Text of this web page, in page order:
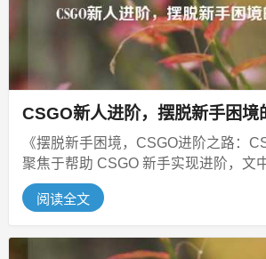
CSGO新人进阶，摆脱新手困境
《摆脱新手困境，CSGO进阶之路：
聚焦于帮助 CSGO 新手实现进阶，文
体技巧，助力玩家摆脱...
阅读全文